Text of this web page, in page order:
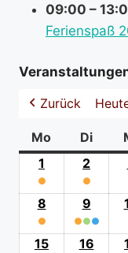
b
u
09:00 –
Ferienspaß
Zurück
Mo Montag
Di
1
Juni
2026
●
(1
event
category)
2
●
(1
event
8
2026
●
(1
9
Juni
2026
●●●
(3
15 16